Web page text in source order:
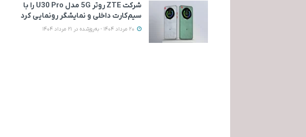
شرکت ZTE روتر 5G مدل U30 Pro را با
سیم‌کارت داخلی و نمایشگر رونمایی کرد